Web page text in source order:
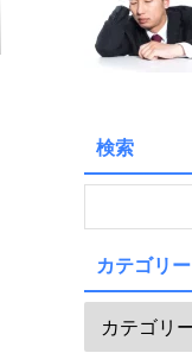
検索
カテゴリー